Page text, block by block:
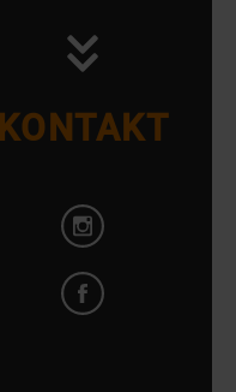
KONTAKT